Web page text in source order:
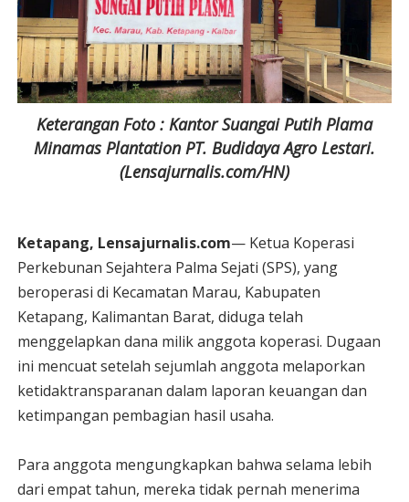
Keterangan Foto : Kantor Suangai Putih Plama
Minamas Plantation PT. Budidaya Agro Lestari.
(Lensajurnalis.com/HN)
Ketapang, Lensajurnalis.com— Ketua Koperasi
Perkebunan Sejahtera Palma Sejati (SPS), yang
beroperasi di Kecamatan Marau, Kabupaten
Ketapang, Kalimantan Barat, diduga telah
menggelapkan dana milik anggota koperasi. Dugaan
ini mencuat setelah sejumlah anggota melaporkan
ketidaktransparanan dalam laporan keuangan dan
ketimpangan pembagian hasil usaha.
Para anggota mengungkapkan bahwa selama lebih
dari empat tahun, mereka tidak pernah menerima